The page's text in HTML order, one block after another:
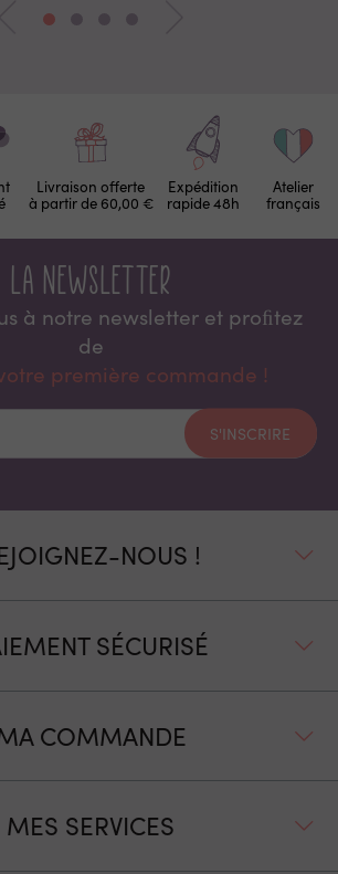
Livraison offerte
à partir de 60,00 €
Expédition
rapide 48h
Atelier
français
La newsletter
à notre newsletter et proﬁtez
de
première commande !
S'INSCRIRE
NOUS !
SÉCURISÉ
COMMANDE
MES SERVICES